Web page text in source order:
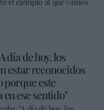
día de hoy, los
estar reconocidos
porque este
ese sentido"